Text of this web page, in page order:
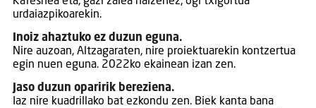
urdaiazpikoarekin.
Inoiz ahaztuko ez duzun eguna.
Nire auzoan, Altzagaraten, nire proiektuarekin kontzertua
egin nuen eguna. 2022ko ekainean izan zen.
Jaso duzun oparirik bereziena.
Iaz nire kuadrillako bat ezkondu zen. Biek kanta bana